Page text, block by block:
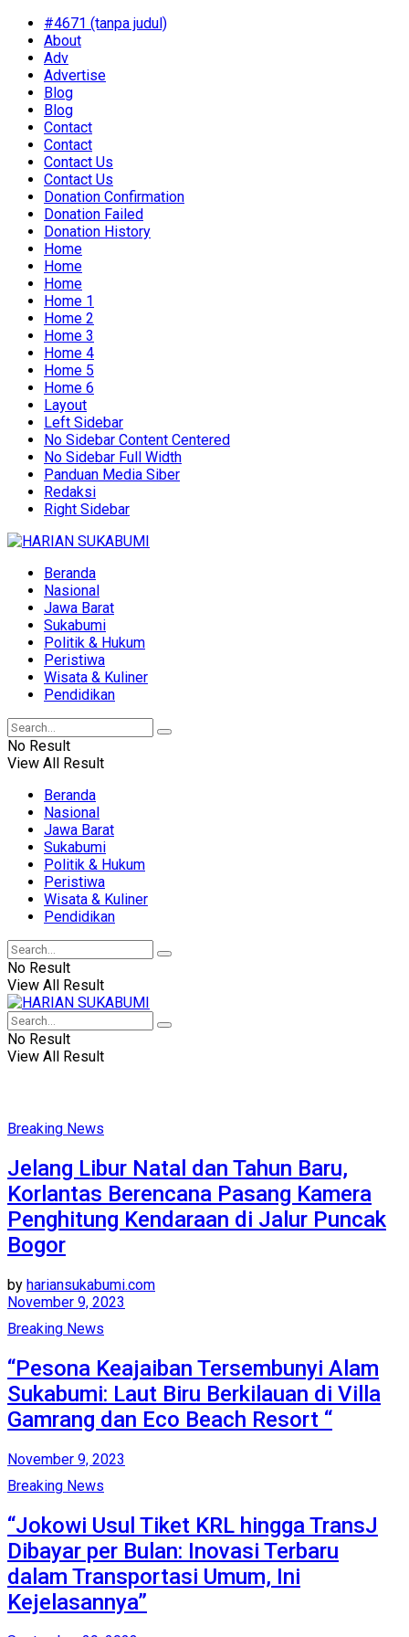
#4671 (tanpa judul)
About
Adv
Advertise
Blog
Blog
Contact
Contact
Contact Us
Contact Us
Donation Confirmation
Donation Failed
Donation History
Home
Home
Home
Home 1
Home 2
Home 3
Home 4
Home 5
Home 6
Layout
Left Sidebar
No Sidebar Content Centered
No Sidebar Full Width
Panduan Media Siber
Redaksi
Right Sidebar
Beranda
Nasional
Jawa Barat
Sukabumi
Politik & Hukum
Peristiwa
Wisata & Kuliner
Pendidikan
No Result
View All Result
Beranda
Nasional
Jawa Barat
Sukabumi
Politik & Hukum
Peristiwa
Wisata & Kuliner
Pendidikan
No Result
View All Result
No Result
View All Result
Breaking News
Jelang Libur Natal dan Tahun Baru,
Korlantas Berencana Pasang Kamera
Penghitung Kendaraan di Jalur Puncak
Bogor
by hariansukabumi.com
November 9, 2023
Breaking News
“Pesona Keajaiban Tersembunyi Alam
Sukabumi: Laut Biru Berkilauan di Villa
Gamrang dan Eco Beach Resort “
November 9, 2023
Breaking News
“Jokowi Usul Tiket KRL hingga TransJ
Dibayar per Bulan: Inovasi Terbaru
dalam Transportasi Umum, Ini
Kejelasannya”